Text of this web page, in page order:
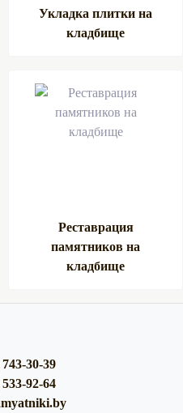
Укладка плитки на
кладбище
Реставрация
памятников на
кладбище
30-39
92-64